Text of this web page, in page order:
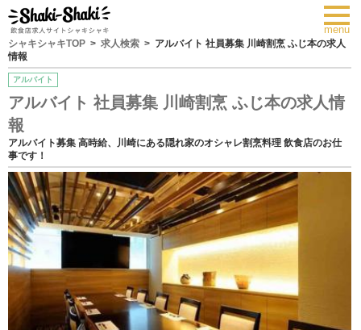
menu
シャキシャキTOP 求人検索
アルバイト 社員募集 川崎割烹 ふじ本の求人
情報
アルバイト
アルバイト 社員募集 川崎割烹 ふじ本の求人情
報
アルバイト募集 高時給、川崎にある隠れ家のオシャレ割烹料理 飲食店のお仕
事です！